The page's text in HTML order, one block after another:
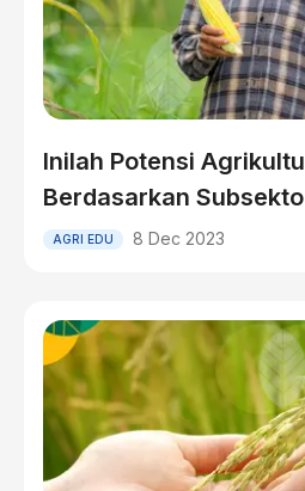
Inilah Potensi
Berdasarkan
AGRI EDU 8 Dec 2023